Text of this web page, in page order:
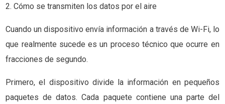
2. Cómo se transmiten los datos por el aire
Cuando un dispositivo envía información a través de Wi-Fi, lo
que realmente sucede es un proceso técnico que ocurre en
fracciones de segundo.
Primero, el dispositivo divide la información en pequeños
paquetes de datos. Cada paquete contiene una parte del